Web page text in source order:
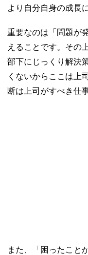
より自分自身の成長
重要なのは「問題が
えることです。その
部下にじっくり解決
くないからここは上
断は上司がすべき仕
また、「困ったこと